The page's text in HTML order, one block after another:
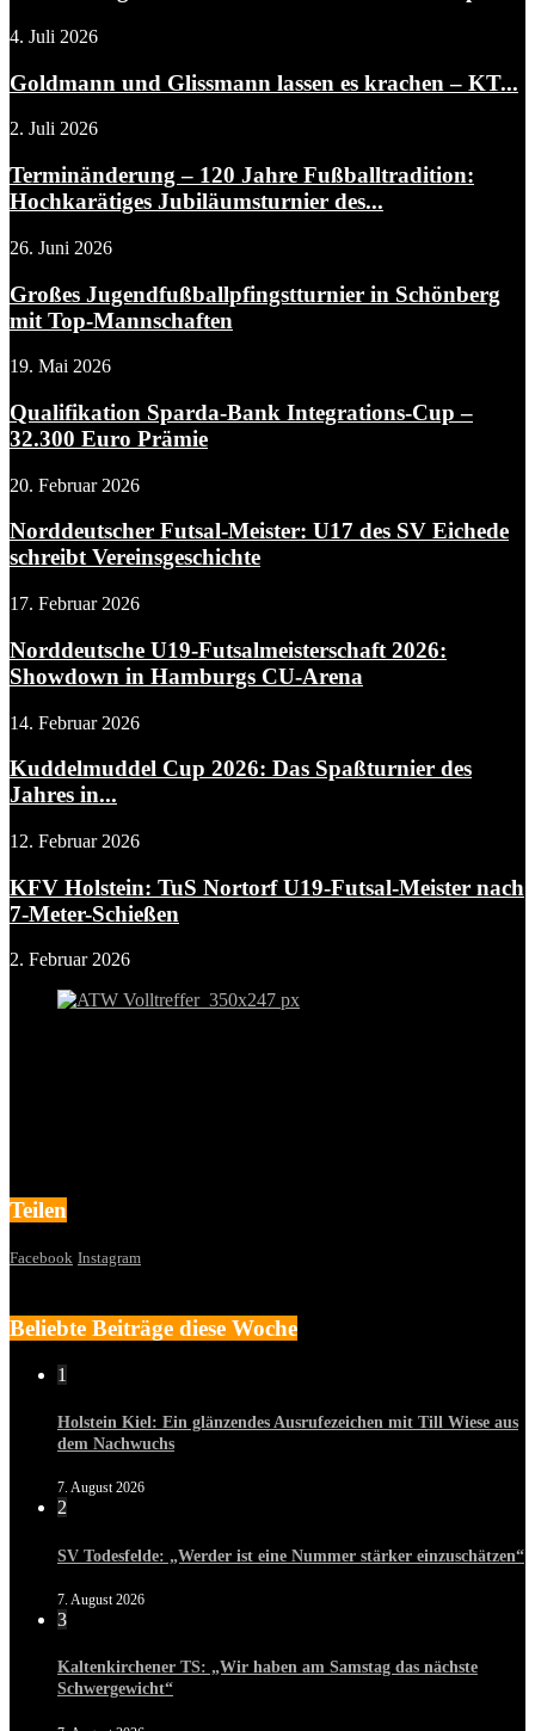
4. Juli 2026
Goldmann und Glissmann lassen es krachen – KT...
2. Juli 2026
Terminänderung – 120 Jahre Fußballtradition:
Hochkarätiges Jubiläumsturnier des...
26. Juni 2026
Großes Jugendfußballpfingstturnier in Schönberg
mit Top-Mannschaften
19. Mai 2026
Qualifikation Sparda-Bank Integrations-Cup –
32.300 Euro Prämie
20. Februar 2026
Norddeutscher Futsal-Meister: U17 des SV Eichede
schreibt Vereinsgeschichte
17. Februar 2026
Norddeutsche U19-Futsalmeisterschaft 2026:
Showdown in Hamburgs CU-Arena
14. Februar 2026
Kuddelmuddel Cup 2026: Das Spaßturnier des
Jahres in...
12. Februar 2026
KFV Holstein: TuS Nortorf U19-Futsal-Meister nach
7-Meter-Schießen
2. Februar 2026
Teilen
Facebook Instagram
Beliebte Beiträge diese Woche
1
Holstein Kiel: Ein glänzendes Ausrufezeichen mit Till Wiese aus
dem Nachwuchs
7. August 2026
2
SV Todesfelde: „Werder ist eine Nummer stärker einzuschätzen“
7. August 2026
3
Kaltenkirchener TS: „Wir haben am Samstag das nächste
Schwergewicht“